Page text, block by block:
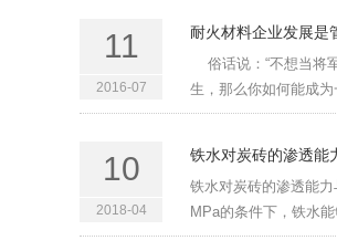
11
2016-07
耐火材料企业发展是
俗话说：“不想当将
生，那么你如何能成
10
2018-04
铁水对炭砖的渗透能
铁水对炭砖的渗透能
MPa的条件下，铁水